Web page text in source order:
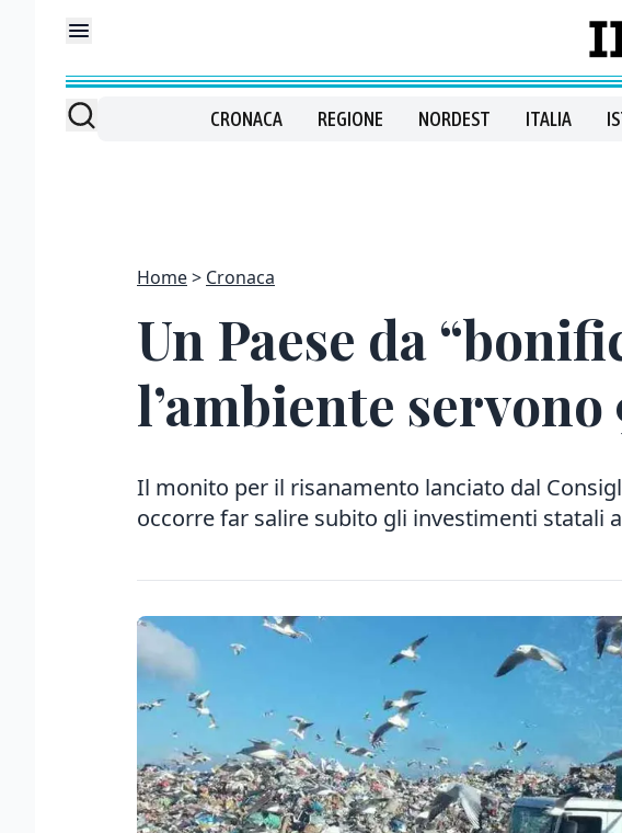
CRONACA REGIONE NORDEST ITALIA
Home Cronaca
Un Paese da
l’ambiente
Il monito per il risanamento lanciato dal
occorre far salire subito gli investimenti statali